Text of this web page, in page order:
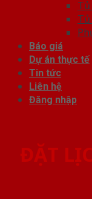
Tủ
Tủ
Báo giá
Dự án thực tế
Tin tức
Liên hệ
Đăng nhập
ĐẶT